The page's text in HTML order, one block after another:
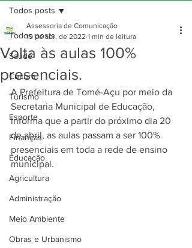
Todos posts
Saúde
Cultura
Turismo
Esporte
Finanças
Educação
Agricultura
Administração
Meio Ambiente
Obras e Urbanismo
Todos posts
Volta às aulas 100%
presenciais.
Assessoria de Comunicação
19 de abr. de 2022 1 min de leitura
A Prefeitura de Tomé-Açu por meio da
Secretaria Municipal de Educação,
informa que a partir do próximo dia 20
de abril, as aulas passam a ser 100%
presenciais em toda a rede de ensino
municipal.